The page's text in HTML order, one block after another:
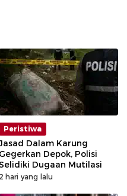
Peristiwa
Dalam Karung
Gegerkan Depok, Polisi
Dugaan Mutilasi
2 hari yang lalu